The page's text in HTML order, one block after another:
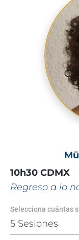
10h30 CDMX
Regreso a lo
Selecciona cuántas